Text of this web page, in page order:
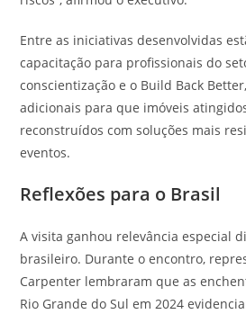
Entre as iniciativas desenvolvidas
capacitação para profissionais do
conscientização e o Build Back
adicionais para que imóveis
reconstruídos com soluções mais
eventos.
Reflexões para o Brasil
A visita ganhou relevância especial
brasileiro. Durante o encontro,
Carpenter lembraram que as
Rio Grande do Sul em 2024